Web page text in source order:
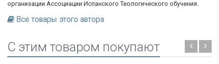
организации Ассоциации Испанского Теологического обучения.
Все товары этого автора
C этим товаром покупают